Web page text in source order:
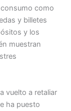
como
y billetes
y los
muestran
vuelto a retaliar
ha puesto